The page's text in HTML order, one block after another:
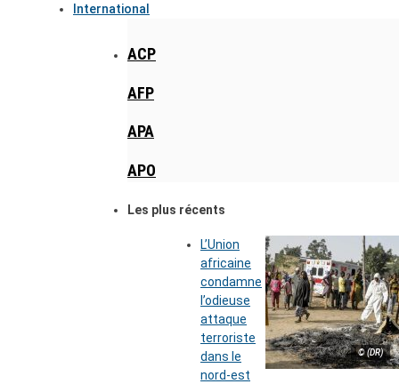
International
ACP
AFP
APA
APO
Les plus récents
© (DR)
L’Union
africaine
condamne
l’odieuse
attaque
terroriste
dans le
nord-est